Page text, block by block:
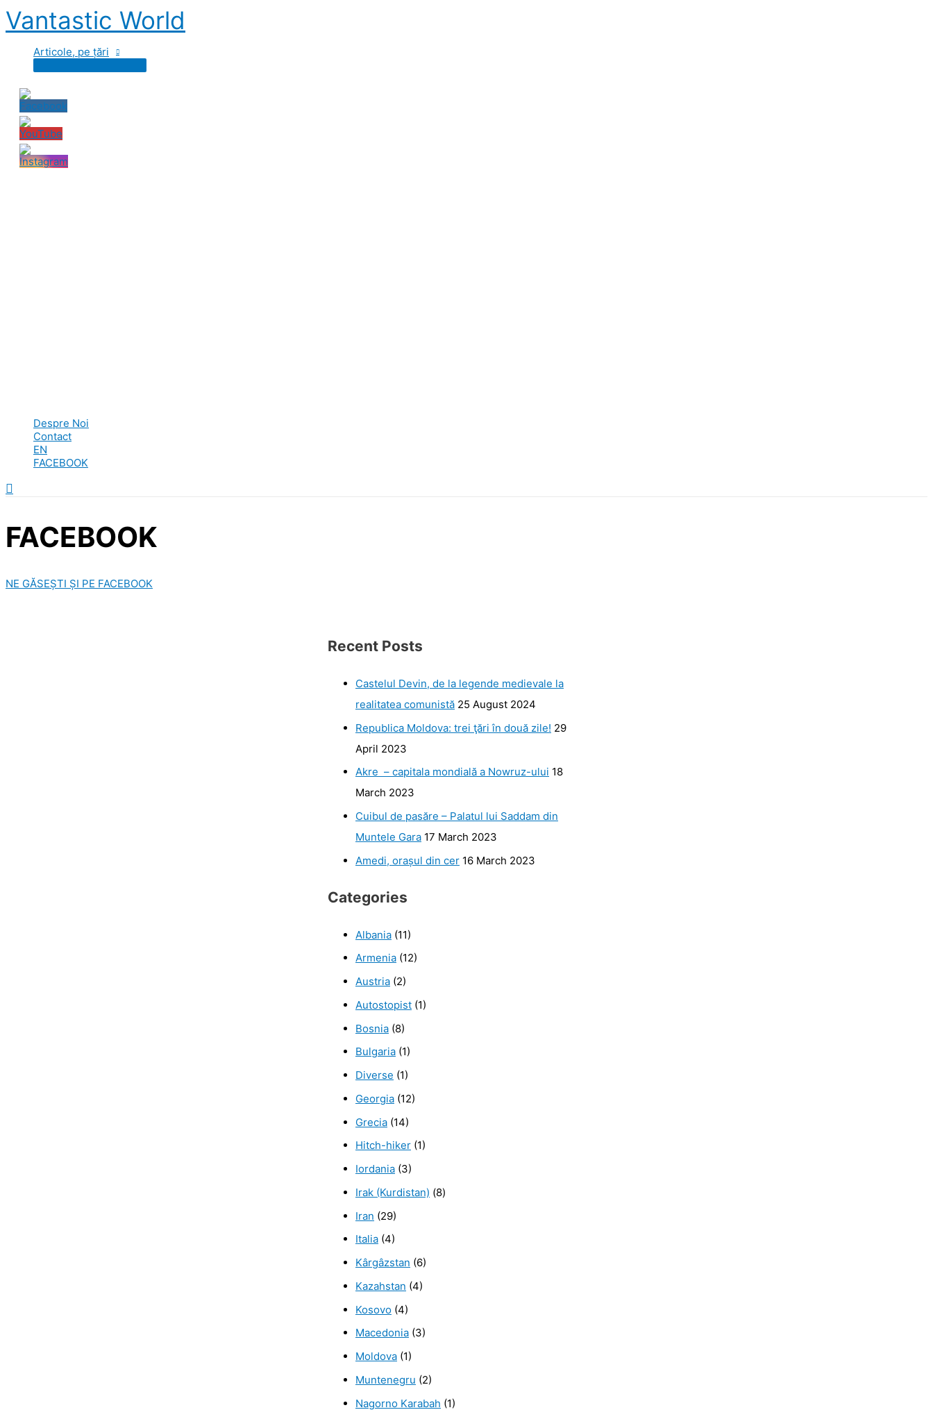
Skip
to
Vantastic World
Articole, pe țări
Despre Noi
Contact
EN
FACEBOOK
Search
FACEBOOK
NE GĂSEȘTI ȘI PE FACEBOOK
Recent Posts
Castelul Devin, de la legende medievale la
realitatea comunistă 25 August 2024
Republica Moldova: trei ţări în două zile! 29
April 2023
Akre – capitala mondială a Nowruz-ului 18
March 2023
Cuibul de pasăre – Palatul lui Saddam din
Muntele Gara 17 March 2023
Amedi, orașul din cer 16 March 2023
Categories
Albania (11)
Armenia (12)
Austria (2)
Autostopist (1)
Bosnia (8)
Bulgaria (1)
Diverse (1)
Georgia (12)
Grecia (14)
Hitch-hiker (1)
Iordania (3)
Irak (Kurdistan) (8)
Iran (29)
Italia (4)
Kârgâzstan (6)
Kazahstan (4)
Kosovo (4)
Macedonia (3)
Moldova (1)
Muntenegru (2)
Nagorno Karabah (1)